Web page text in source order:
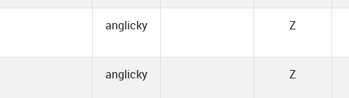
anglicky Z
anglicky Z